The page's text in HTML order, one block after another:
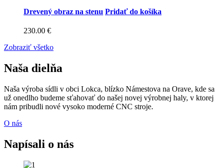
Drevený obraz na stenu Pridať do košíka
230.00 €
Zobraziť všetko
Naša dielňa
Naša výroba sídli v obci Lokca, blízko Námestova na Orave, kde sa
už onedlho budeme sťahovať do našej novej výrobnej haly, v ktorej
nám pribudli nové vysoko moderné CNC stroje.
O nás
Napísali o nás